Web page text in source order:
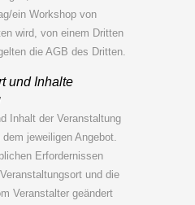
ein Workshop von
wird, von einem Dritten
die AGB des Dritten.
und Inhalte
Inhalt der Veranstaltung
jeweiligen Angebot.
Erfordernissen
und die
Veranstalter geändert